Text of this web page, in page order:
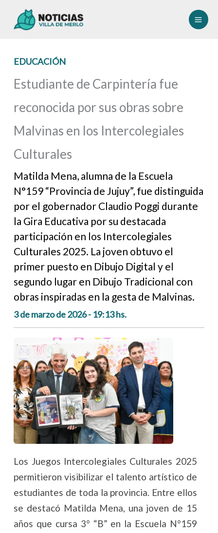
EDUCACIÓN
Estudiante de Carpintería fue
reconocida por sus obras sobre
Malvinas en los Intercolegiales
Culturales
Matilda Mena, alumna de la Escuela
N°159 “Provincia de Jujuy”, fue distinguida
por el gobernador Claudio Poggi durante
la Gira Educativa por su destacada
participación en los Intercolegiales
Culturales 2025. La joven obtuvo el
primer puesto en Dibujo Digital y el
segundo lugar en Dibujo Tradicional con
obras inspiradas en la gesta de Malvinas.
3 de marzo de 2026 - 19:13 hs.
Los Juegos Intercolegiales Culturales 2025
permitieron visibilizar el talento artístico de
estudiantes de toda la provincia. Entre ellos
se destacó Matilda Mena, una joven de 15
años que cursa 3° “B” en la Escuela N°159